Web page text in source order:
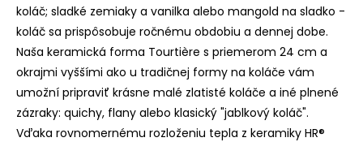
koláč; sladké zemiaky a vanilka alebo mangold na sladko -
koláč sa prispôsobuje ročnému obdobiu a dennej dobe.
Naša keramická forma Tourtière s priemerom 24 cm a
okrajmi vyššími ako u tradičnej formy na koláče vám
umožní pripraviť krásne malé zlatisté koláče a iné plnené
zázraky: quichy, flany alebo klasický "jablkový koláč".
Vďaka rovnomernému rozloženiu tepla z keramiky HR®